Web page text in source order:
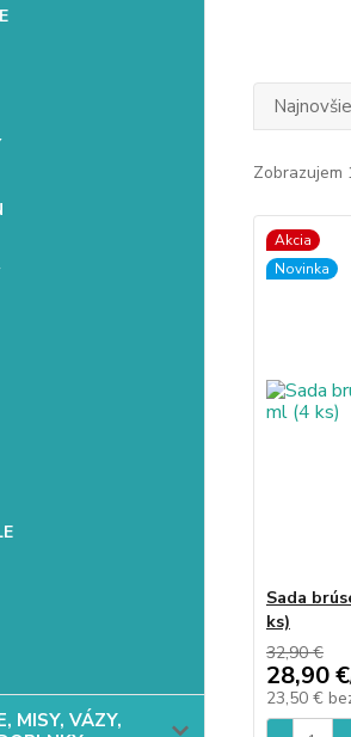
MISY, VÁZY,
Najnovšie
Zobrazujem
Akcia
Novinka
Sada
ks)
32,90 €
28,90 €
23,50 €